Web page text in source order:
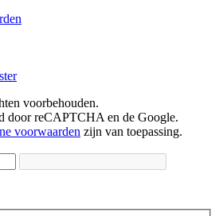
voorbehouden.
door reCAPTCHA en de Google.
voorwaarden zijn van toepassing.